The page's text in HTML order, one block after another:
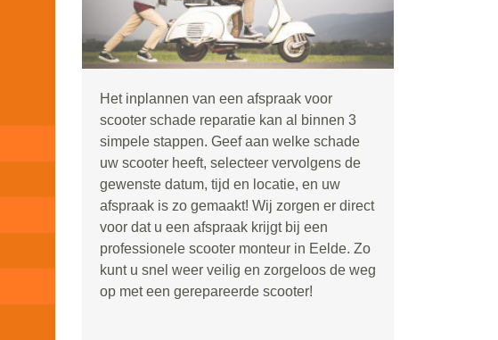
Het inplannen van een afspraak voor
scooter schade reparatie kan al binnen 3
simpele stappen. Geef aan welke schade
uw scooter heeft, selecteer vervolgens de
gewenste datum, tijd en locatie, en uw
afspraak is zo gemaakt! Wij zorgen er direct
voor dat u een afspraak krijgt bij een
professionele scooter monteur in Eelde. Zo
kunt u snel weer veilig en zorgeloos de weg
op met een gerepareerde scooter!